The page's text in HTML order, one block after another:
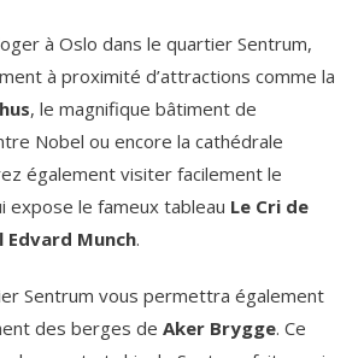
à Oslo dans le quartier Sentrum,
à proximité d’attractions comme la
, le magnifique bâtiment de
Nobel ou encore la cathédrale
également visiter facilement le
expose le fameux tableau Le Cri de
Munch.
Sentrum vous permettra également
des berges de Aker Brygge. Ce